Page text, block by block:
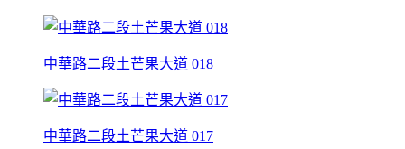
中華路二段土芒果大道 018
中華路二段土芒果大道 017